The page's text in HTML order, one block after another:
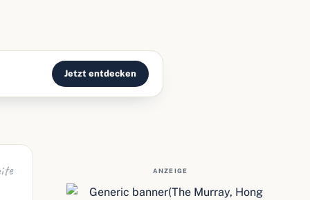
Jetzt entdecken
ANZEIGE